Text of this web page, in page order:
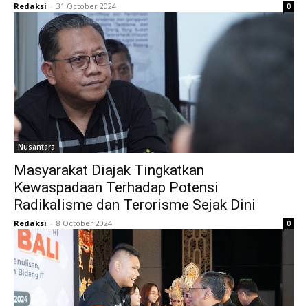
Redaksi - 31 October 2024 0
Nusantara
Masyarakat Diajak Tingkatkan
Kewaspadaan Terhadap Potensi
Radikalisme dan Terorisme Sejak Dini
Redaksi - 8 October 2024 0